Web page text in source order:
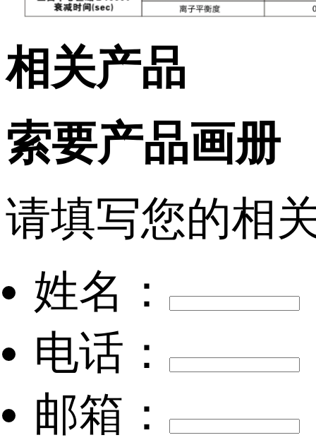
相关产品
索要产品画册
请填写您的相
姓名：
电话：
邮箱：